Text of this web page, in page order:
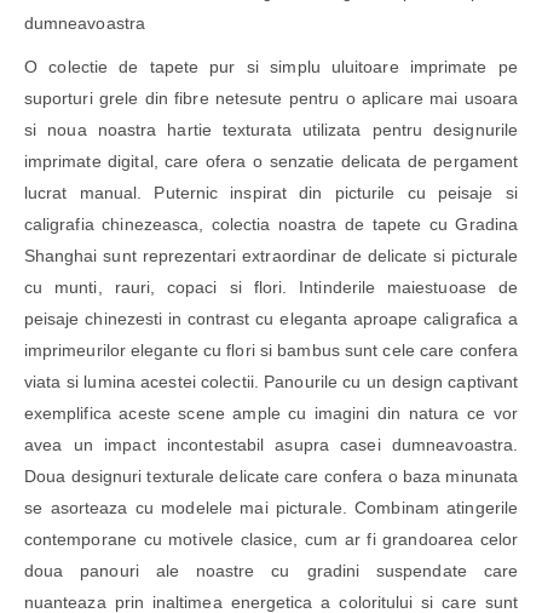
dumneavoastra
O colectie de tapete pur si simplu uluitoare imprimate pe
suporturi grele din fibre netesute pentru o aplicare mai usoara
si noua noastra hartie texturata utilizata pentru designurile
imprimate digital, care ofera o senzatie delicata de pergament
lucrat manual. Puternic inspirat din picturile cu peisaje si
caligrafia chinezeasca, colectia noastra de tapete cu Gradina
Shanghai sunt reprezentari extraordinar de delicate si picturale
cu munti, rauri, copaci si flori. Intinderile maiestuoase de
peisaje chinezesti in contrast cu eleganta aproape caligrafica a
imprimeurilor elegante cu flori si bambus sunt cele care confera
viata si lumina acestei colectii. Panourile cu un design captivant
exemplifica aceste scene ample cu imagini din natura ce vor
avea un impact incontestabil asupra casei dumneavoastra.
Doua designuri texturale delicate care confera o baza minunata
se asorteaza cu modelele mai picturale. Combinam atingerile
contemporane cu motivele clasice, cum ar fi grandoarea celor
doua panouri ale noastre cu gradini suspendate care
nuanteaza prin inaltimea energetica a coloritului si care sunt